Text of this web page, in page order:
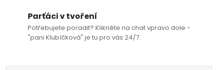
Parťáci v tvoření
Potřebujete poradit? Klikněte na chat vpravo dole -
"pani Klubíčková" je tu pro vás 24/7.